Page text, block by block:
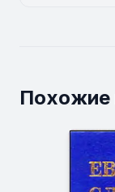
Похожие